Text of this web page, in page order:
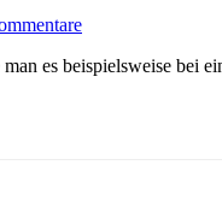
es beispielsweise bei